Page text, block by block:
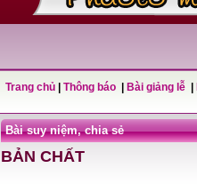
Trang chủ Thông báo Bài giảng lễ
Bài suy niệm, chia sẻ
BẢN CHẤT